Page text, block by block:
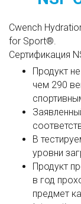
Cwench
for Sport®.
Сертификация
Продукт
чем 290
В
уровни
Продукт
в год
предмет